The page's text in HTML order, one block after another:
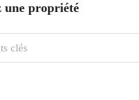
une propriété